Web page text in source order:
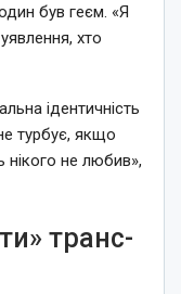
був геєм. «Я
хто
ідентичність
турбує, якщо
нікого не любив»,
транс-